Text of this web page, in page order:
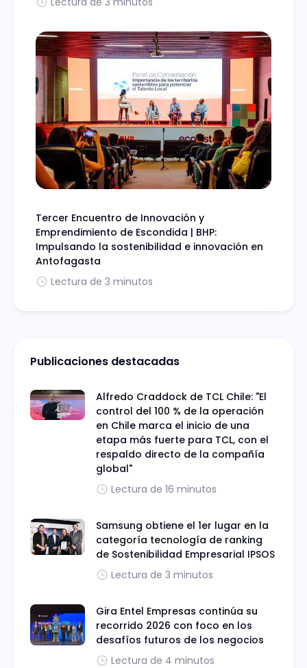
Tercer Encuentro de Innovación y
Emprendimiento de Escondida | BHP:
Impulsando la sostenibilidad e innovación en
Antofagasta
Lectura de 3 minutos
Publicaciones destacadas
Alfredo Craddock de TCL Chile: "El
control del 100 % de la operación
en Chile marca el inicio de una
etapa más fuerte para TCL, con el
respaldo directo de la compañía
global"
Lectura de 16 minutos
Samsung obtiene el 1er lugar en la
categoría tecnología de ranking
de Sostenibilidad Empresarial IPSOS
Lectura de 3 minutos
Gira Entel Empresas continúa su
recorrido 2026 con foco en los
desafíos futuros de los negocios
Lectura de 4 minutos